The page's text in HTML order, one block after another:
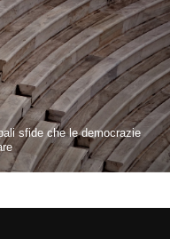
sfide che le democrazie